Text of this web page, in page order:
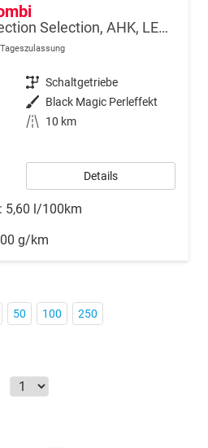
1.5 TSI 110 kW Selection Selection, AHK, LED, Side, ACC, Kamera, Winter, 17-Zoll
Getriebe Schaltgetriebe
Außenfarbe Black Magic Perleffekt
Kilometerstand
10 km
Details
5,60 l/100km
g/km
50 100 250